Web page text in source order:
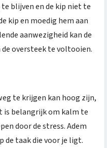
blijven en de kip niet te
kip en moedig hem aan
aanwezigheid kan de
oversteek te voltooien.
te krijgen kan hoog zijn,
is belangrijk om kalm te
door de stress. Adem
de taak die voor je ligt.